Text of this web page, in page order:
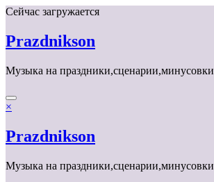
Перейти
содержимому
Сейчас загружается
Prazdnikson
Музыка на праздники,сценарии,минусовки
×
Prazdnikson
Музыка на праздники,сценарии,минусовки